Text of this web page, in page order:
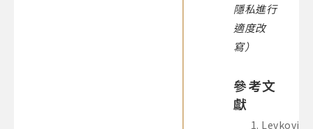
隱私進行
適度改
寫）
參考文
獻
Levkovitz,